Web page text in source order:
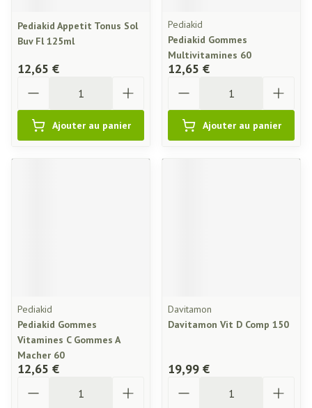
Pediakid Appetit Tonus Sol
Buv Fl 125ml
12,65 €
Ajouter au panier
Pediakid
Pediakid Gommes
Multivitamines 60
12,65 €
Ajouter au panier
Pediakid
Pediakid Gommes
Vitamines C Gommes A
Macher 60
12,65 €
Davitamon
Davitamon Vit D Comp 150
19,99 €